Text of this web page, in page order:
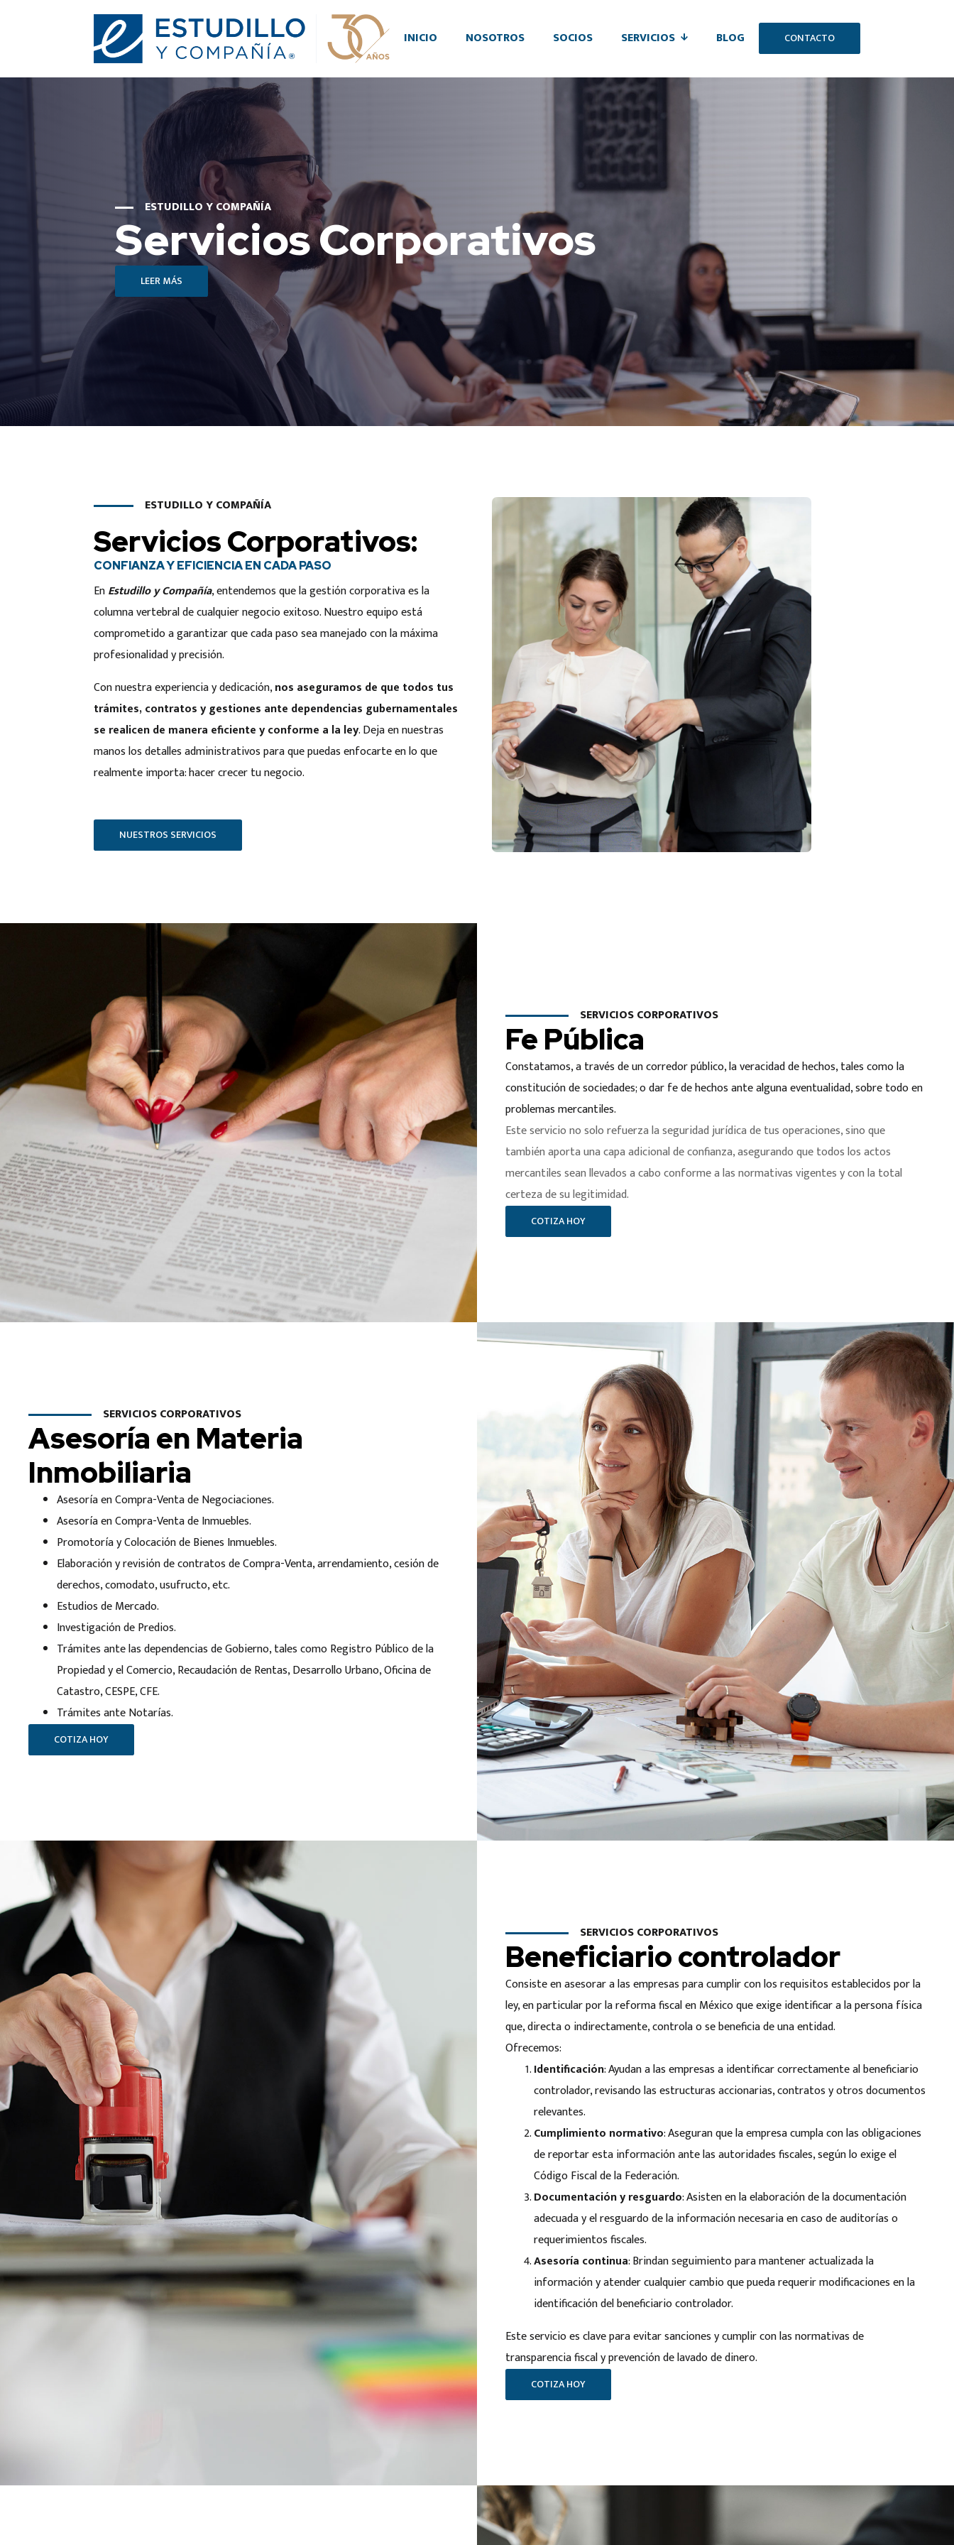
INICIO NOSOTROS SOCIOS SERVICIOS BLOG CONTACTO
ESTUDILLO Y COMPAÑÍA
Servicios Corporativos
LEER MÁS
ESTUDILLO Y COMPAÑÍA
Servicios Corporativos:
CONFIANZA Y EFICIENCIA EN CADA PASO
EnEstudillo y Compañía, entendemos que la gestión corporativa es la
columna vertebral de cualquier negocio exitoso. Nuestro equipo está
comprometido a garantizar que cada paso sea manejado con la máxima
profesionalidad y precisión.
Con nuestra experiencia y dedicación,nos aseguramos de que todos tus
trámites, contratos y gestiones ante dependencias gubernamentales
se realicen de manera eficiente y conforme a la ley. Deja en nuestras
manos los detalles administrativos para que puedas enfocarte en lo que
realmente importa: hacer crecer tu negocio.
NUESTROS SERVICIOS
SERVICIOS CORPORATIVOS
Fe Pública
Constatamos, a través de un corredor público, la veracidad de hechos, tales como la
constitución de sociedades; o dar fe de hechos ante alguna eventualidad, sobre todo en
problemas mercantiles.
Este servicio no solo refuerza la seguridad jurídica de tus operaciones, sino que
también aporta una capa adicional de confianza, asegurando que todos los actos
mercantiles sean llevados a cabo conforme a las normativas vigentes y con la total
certeza de su legitimidad.
COTIZA HOY
SERVICIOS CORPORATIVOS
Asesoría en Materia
Inmobiliaria
Asesoría en Compra-Venta de Negociaciones.
Asesoría en Compra-Venta de Inmuebles.
Promotoría y Colocación de Bienes Inmuebles.
Elaboración y revisión de contratos de Compra-Venta, arrendamiento, cesión de
derechos, comodato, usufructo, etc.
Estudios de Mercado.
Investigación de Predios.
Trámites ante las dependencias de Gobierno, tales como Registro Público de la
Propiedad y el Comercio, Recaudación de Rentas, Desarrollo Urbano, Oficina de
Catastro, CESPE, CFE.
Trámites ante Notarías.
COTIZA HOY
SERVICIOS CORPORATIVOS
Beneficiario controlador
Consiste en asesorar a las empresas para cumplir con los requisitos establecidos por la
ley, en particular por la reforma fiscal en México que exige identificar a la persona física
que, directa o indirectamente, controla o se beneficia de una entidad.
Ofrecemos:
Identificación: Ayudan a las empresas a identificar correctamente al beneficiario
controlador, revisando las estructuras accionarias, contratos y otros documentos
relevantes.
Cumplimiento normativo: Aseguran que la empresa cumpla con las obligaciones
de reportar esta información ante las autoridades fiscales, según lo exige el
Código Fiscal de la Federación.
Documentación y resguardo: Asisten en la elaboración de la documentación
adecuada y el resguardo de la información necesaria en caso de auditorías o
requerimientos fiscales.
Asesoría continua: Brindan seguimiento para mantener actualizada la
información y atender cualquier cambio que pueda requerir modificaciones en la
identificación del beneficiario controlador.
Este servicio es clave para evitar sanciones y cumplir con las normativas de
transparencia fiscal y prevención de lavado de dinero.
COTIZA HOY